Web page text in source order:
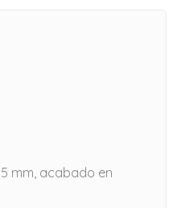
mm, acabado en